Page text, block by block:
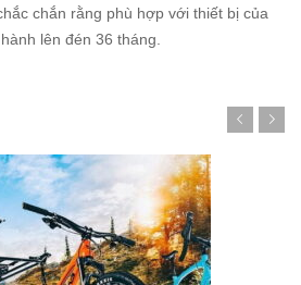
chắn rằng phù hợp với thiết bị của
lên đén 36 tháng.